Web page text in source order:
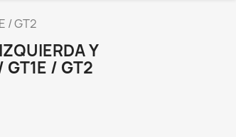
/ GT2
Y
GT1E / GT2